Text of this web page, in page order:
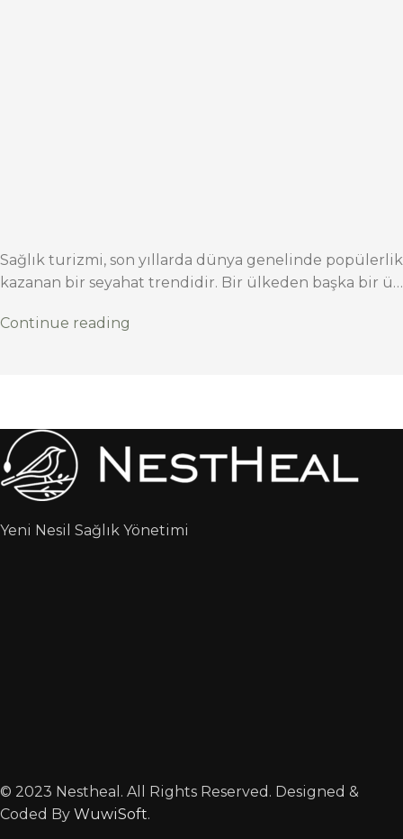
Sağlık turizmi, son yıllarda dünya genelinde popülerlik
kazanan bir seyahat trendidir. Bir ülkeden başka bir ü…
Continue reading
Yeni Nesil Sağlık Yönetimi
© 2023 Nestheal. All Rights Reserved. Designed &
Coded By WuwiSoft.